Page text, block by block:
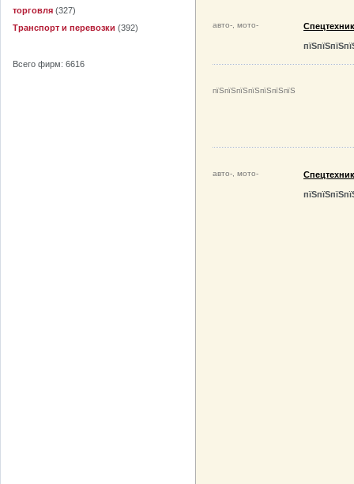
торговля (327)
Транспорт и перевозки (392)
Всего фирм: 6616
авто-, мото-
пїЅпїЅпїЅпїЅпїЅпїЅпїЅ
авто-, мото-